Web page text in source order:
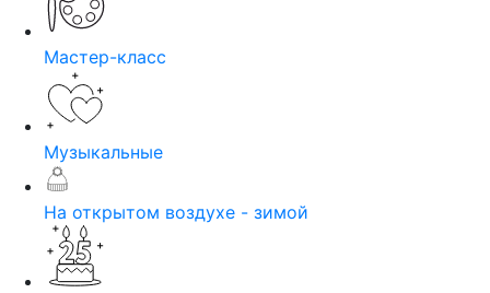
Мастер-класс
Музыкальные
На открытом воздухе - зимой